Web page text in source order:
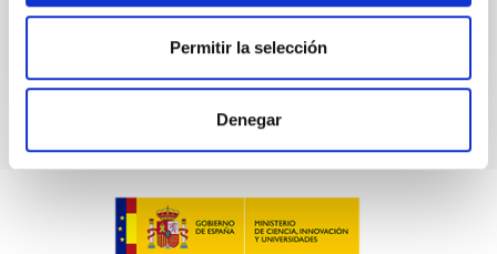
Permitir la selección
Denegar